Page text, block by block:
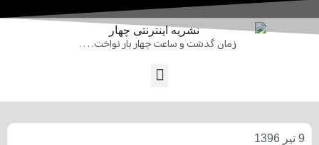
زمان گذشت و ساعت چهار بار نواخت. . . .
9 تیر 1396